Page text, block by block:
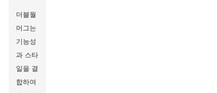
더블월
머그는
기능성
과 스타
일을 결
합하여